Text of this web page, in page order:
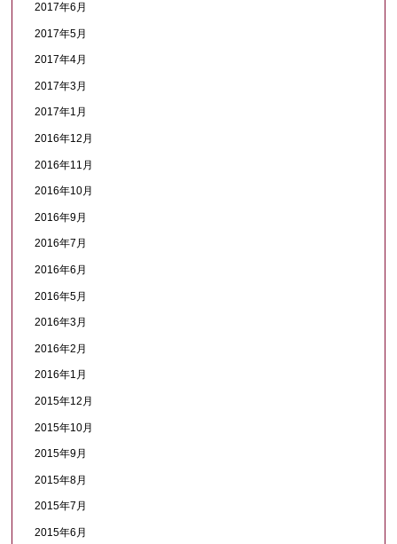
2017年6月
2017年5月
2017年4月
2017年3月
2017年1月
2016年12月
2016年11月
2016年10月
2016年9月
2016年7月
2016年6月
2016年5月
2016年3月
2016年2月
2016年1月
2015年12月
2015年10月
2015年9月
2015年8月
2015年7月
2015年6月